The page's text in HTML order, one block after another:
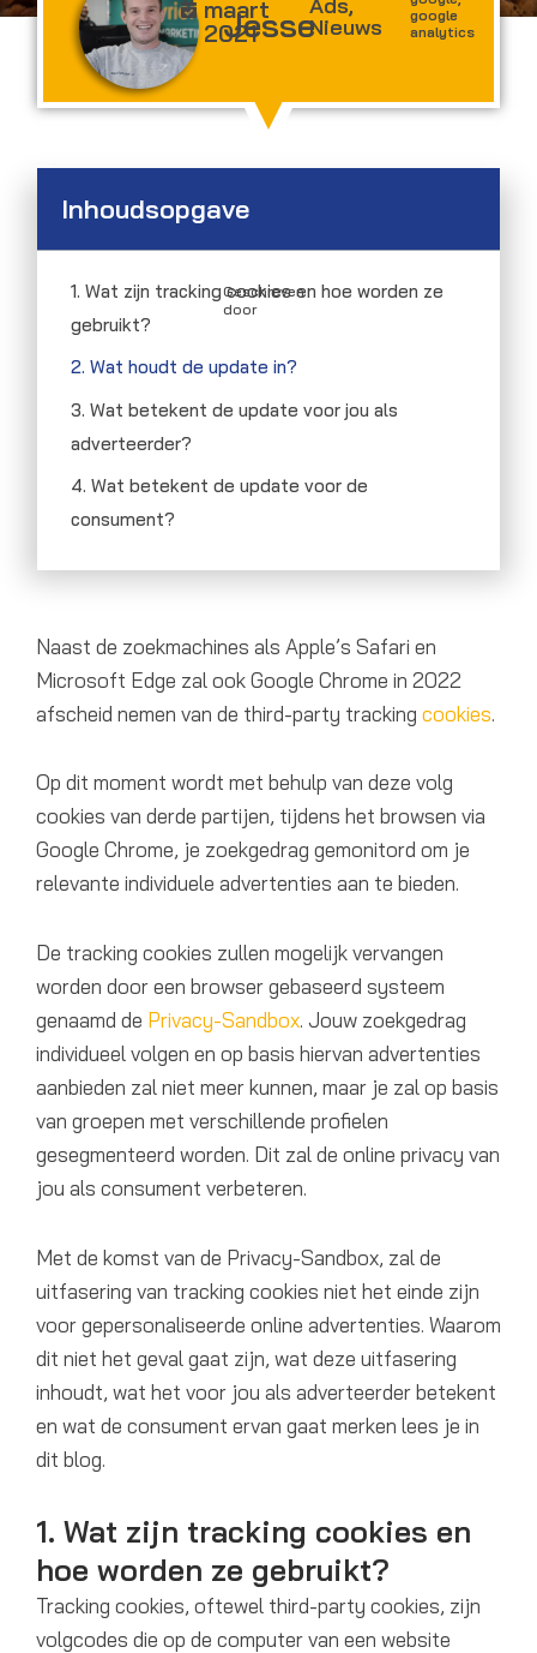
Geschreven
door
Jesse
maart
2021
Nieuws
google
analytics
Inhoudsopgave
1. Wat zijn tracking cookies en hoe worden ze
gebruikt?
2. Wat houdt de update in?
3. Wat betekent de update voor jou als
adverteerder?
4. Wat betekent de update voor de
consument?
Naast de zoekmachines als Apple’s Safari en
Microsoft Edge zal ook Google Chrome in 2022
afscheid nemen van de third-party tracking cookies.
Op dit moment wordt met behulp van deze volg
cookies van derde partijen, tijdens het browsen via
Google Chrome, je zoekgedrag gemonitord om je
relevante individuele advertenties aan te bieden.
De tracking cookies zullen mogelijk vervangen
worden door een browser gebaseerd systeem
genaamd de Privacy-Sandbox. Jouw zoekgedrag
individueel volgen en op basis hiervan advertenties
aanbieden zal niet meer kunnen, maar je zal op basis
van groepen met verschillende profielen
gesegmenteerd worden. Dit zal de online privacy van
jou als consument verbeteren.
Met de komst van de Privacy-Sandbox, zal de
uitfasering van tracking cookies niet het einde zijn
voor gepersonaliseerde online advertenties. Waarom
dit niet het geval gaat zijn, wat deze uitfasering
inhoudt, wat het voor jou als adverteerder betekent
en wat de consument ervan gaat merken lees je in
dit blog.
1. Wat zijn tracking cookies en
hoe worden ze gebruikt?
Tracking cookies, oftewel third-party cookies, zijn
volgcodes die op de computer van een website